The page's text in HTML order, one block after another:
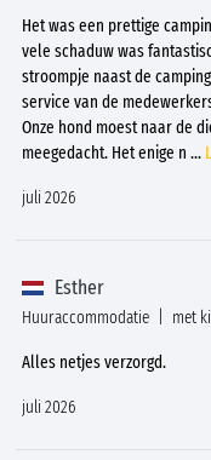
Het was een prettige
vele schaduw was
stroompje naast de
service van de
Onze hond moest naar de
meegedacht. Het enige n ...
juli 2026
Esther
Huuraccommodatie met
Alles netjes verzorgd.
juli 2026